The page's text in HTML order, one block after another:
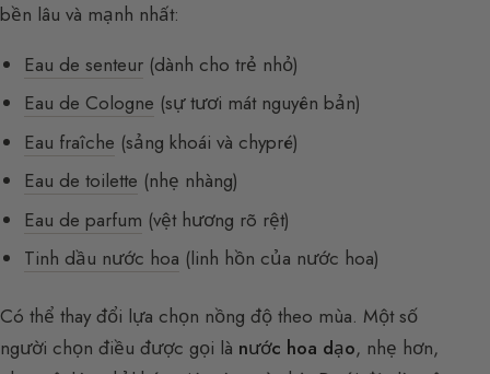
bền lâu và mạnh nhất:
Eau de senteur (dành cho trẻ nhỏ)
Eau de Cologne (sự tươi mát nguyên bản)
Eau fraîche (sảng khoái và chypré)
Eau de toilette (nhẹ nhàng)
Eau de parfum (vệt hương rõ rệt)
Tinh dầu nước hoa (linh hồn của nước hoa)
Có thể thay đổi lựa chọn nồng độ theo mùa. Một số
người chọn điều được gọi là nước hoa dạo, nhẹ hơn,